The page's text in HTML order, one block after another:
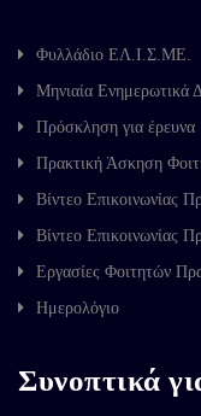
Φυλλάδιο ΕΛ.Ι.Σ.ΜΕ.
Μηνιαία Ενημερωτικά
Πρόσκληση για έρευνα
Πρακτική Άσκηση
Βίντεο Επικοινωνίας
Βίντεο Επικοινωνίας
Εργασίες Φοιτητών
Ημερολόγιο
Συνοπτικά